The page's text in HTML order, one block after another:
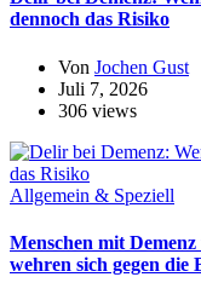
dennoch das Risiko
Von Jochen Gust
Juli 7, 2026
306 views
Allgemein & Speziell
Menschen mit
wehren sich gegen die